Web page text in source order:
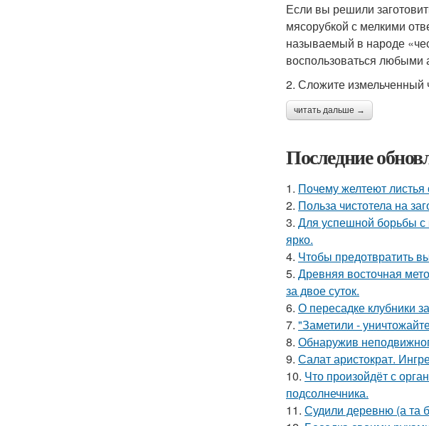
Если вы решили
мясорубкой с мелкими
называемый в народе
воспользоваться любыми
2. Сложите измельченный
читать дальше →
Последние
1. Почему желтеют листья
2. Польза чистотела на
3. Для успешной борьбы с
ярко.
4. Чтобы предотвратить
5. Древняя восточная
за двое суток.
6. О пересадке клубники
7. "Заметили -
8. Обнаружив
9. Салат аристократ.
10. Что произойдёт с
подсолнечника.
11. Судили деревню (а та